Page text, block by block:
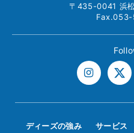
〒435-0041 浜
ディーズの強み サービス